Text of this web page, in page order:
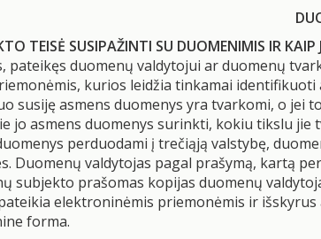
TEISĖ SUSIPAŽINTI SU DUOMENIMIS IR
pateikęs duomenų valdytojui ar duomenų
kurios leidžia tinkamai
susiję asmens duomenys yra tvarkomi, o jei
jo asmens duomenys surinkti, kokiu tikslu
perduodami į trečiąją valstybę,
Duomenų valdytojas pagal prašymą, kartą
subjekto prašomas kopijas duomenų
elektroninėmis priemonėmis ir
forma.